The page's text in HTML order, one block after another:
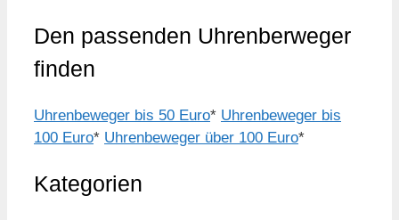
Den passenden Uhrenberweger
finden
Uhrenbeweger bis 50 Euro* Uhrenbeweger bis
100 Euro* Uhrenbeweger über 100 Euro*
Kategorien